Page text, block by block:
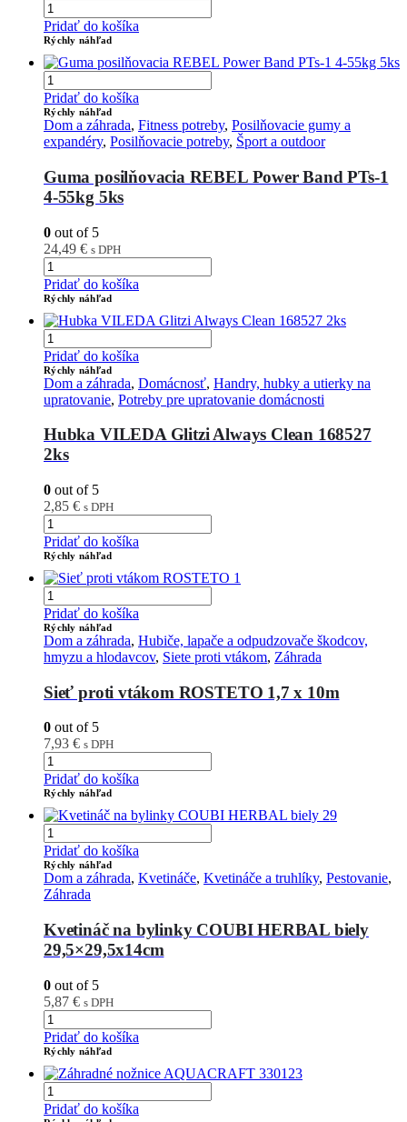
Pridať do košíka
Rýchly náhľad
Pridať do košíka
Rýchly náhľad
Dom a záhrada, Fitness potreby, Posilňovacie gumy a
expandéry, Posilňovacie potreby, Šport a outdoor
Guma posilňovacia REBEL Power Band PTs-1
4-55kg 5ks
0 out of 5
24,49 € s DPH
Pridať do košíka
Rýchly náhľad
Pridať do košíka
Rýchly náhľad
Dom a záhrada, Domácnosť, Handry, hubky a utierky na
upratovanie, Potreby pre upratovanie domácnosti
Hubka VILEDA Glitzi Always Clean 168527
2ks
0 out of 5
2,85 € s DPH
Pridať do košíka
Rýchly náhľad
Pridať do košíka
Rýchly náhľad
Dom a záhrada, Hubiče, lapače a odpudzovače škodcov,
hmyzu a hlodavcov, Siete proti vtákom, Záhrada
Sieť proti vtákom ROSTETO 1,7 x 10m
0 out of 5
7,93 € s DPH
Pridať do košíka
Rýchly náhľad
Pridať do košíka
Rýchly náhľad
Dom a záhrada, Kvetináče, Kvetináče a truhlíky, Pestovanie,
Záhrada
Kvetináč na bylinky COUBI HERBAL biely
29,5×29,5x14cm
0 out of 5
5,87 € s DPH
Pridať do košíka
Rýchly náhľad
Pridať do košíka